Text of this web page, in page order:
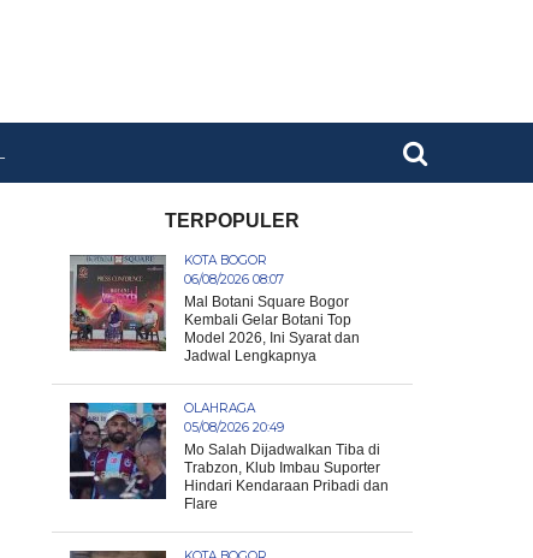
TERPOPULER
KOTA BOGOR
06/08/2026 08:07
Mal Botani Square Bogor
Kembali Gelar Botani Top
Model 2026, Ini Syarat dan
Jadwal Lengkapnya
OLAHRAGA
05/08/2026 20:49
Mo Salah Dijadwalkan Tiba di
Trabzon, Klub Imbau Suporter
Hindari Kendaraan Pribadi dan
Flare